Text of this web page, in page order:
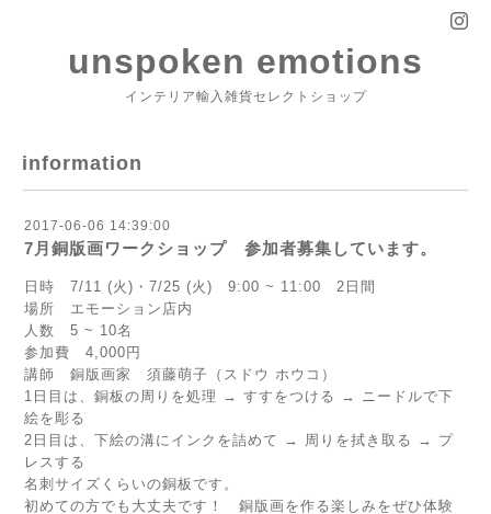
unspoken emotions
インテリア輸入雑貨セレクトショップ
information
2017-06-06 14:39:00
7月銅版画ワークショップ 参加者募集しています。
日時 7/11 (火)・7/25 (火) 9:00 ~ 11:00 2日間
場所 エモーション店内
人数 5 ~ 10名
参加費 4,000円
講師 銅版画家 須藤萌子（スドウ ホウコ）
1日目は、銅板の周りを処理 → すすをつける → ニードルで下
絵を彫る
2日目は、下絵の溝にインクを詰めて → 周りを拭き取る → プ
レスする
名刺サイズくらいの銅板です。
初めての方でも大丈夫です！ 銅版画を作る楽しみをぜひ体験